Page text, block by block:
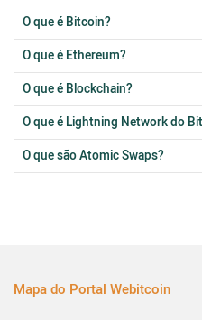
O que é Bitcoin?
O que é Ethereum?
O que é Blockchain?
O que é Lightning Network do
O que são Atomic Swaps?
Mapa do Portal Webitcoin